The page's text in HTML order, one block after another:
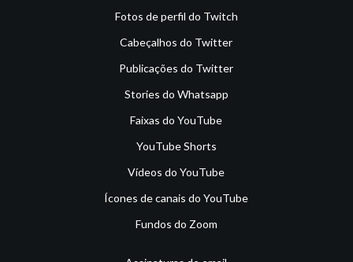
Fotos de perfil do Twitch
Cabeçalhos do Twitter
Publicações do Twitter
Stories do Whatsapp
Faixas do YouTube
YouTube Shorts
Vídeos do YouTube
Ícones de canais do YouTube
Fundos do Zoom